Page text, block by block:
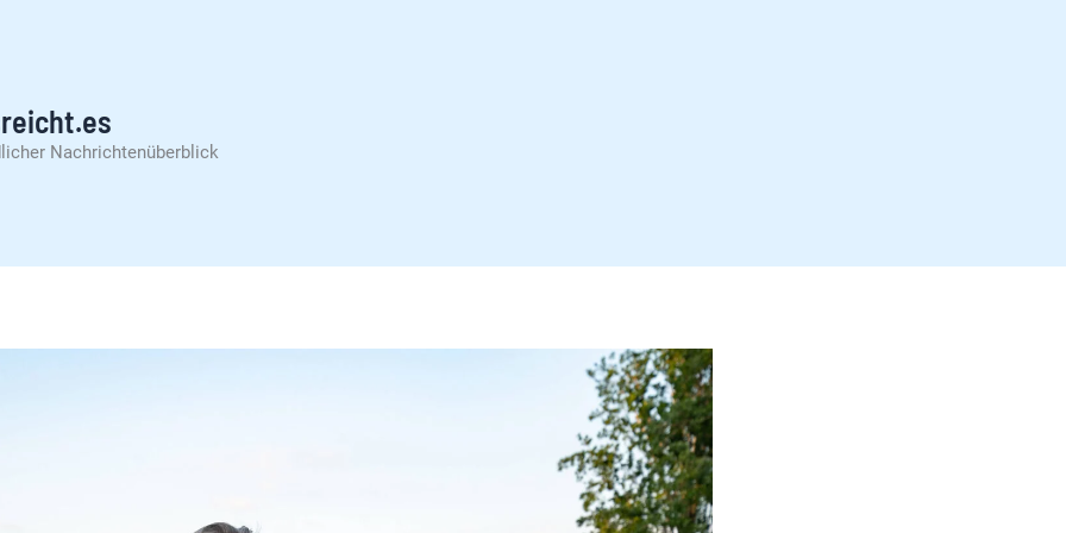
Nachrichtenüberblick